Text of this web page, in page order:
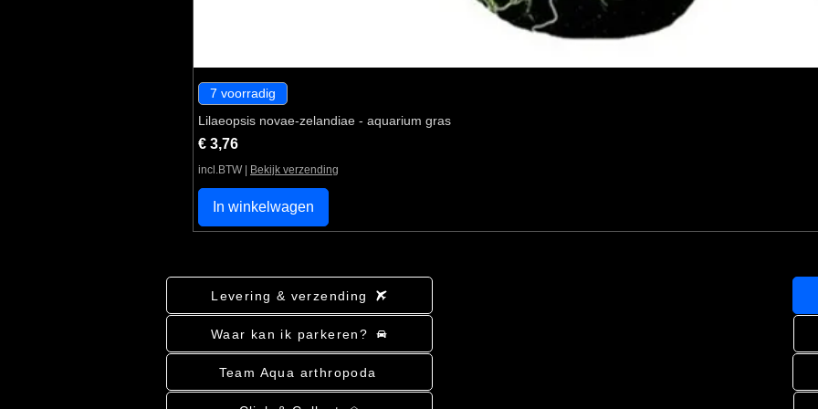
7 voorradig
Lilaeopsis novae-zelandiae - aquarium gras
Prijs
€ 3,76
incl.BTW Bekijk verzending
In winkelwagen
Levering & verzending
Waar kan ik parkeren?
Team Aqua arthropoda